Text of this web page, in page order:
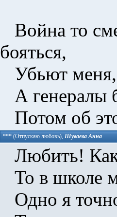
Война то
бояться,
Убьют меня,
А генералы
Потом об
*** (Отпускаю любовь), Шуваева Анна
Любить! Как
То в школе
Одно я